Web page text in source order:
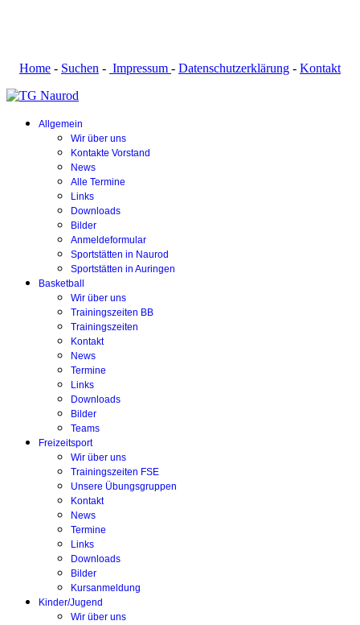
Home - Suchen - Impressum - Datenschutzerklärung - Kontakt
Allgemein
Wir über uns
Kontakte Vorstand
News
Alle Termine
Links
Downloads
Bilder
Anmeldeformular
Sportstätten in Naurod
Sportstätten in Auringen
Basketball
Wir über uns
Trainingszeiten BB
Trainingszeiten
Kontakt
News
Termine
Links
Downloads
Bilder
Teams
Freizeitsport
Wir über uns
Trainingszeiten FSE
Unsere Übungsgruppen
Kontakt
News
Termine
Links
Downloads
Bilder
Kursanmeldung
Kinder/Jugend
Wir über uns